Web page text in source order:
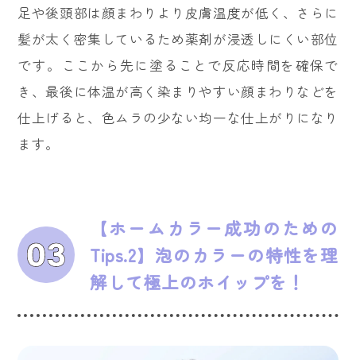
足や後頭部は顔まわりより皮膚温度が低く、さらに
髪が太く密集しているため薬剤が浸透しにくい部位
です。ここから先に塗ることで反応時間を確保で
き、最後に体温が高く染まりやすい顔まわりなどを
仕上げると、色ムラの少ない均一な仕上がりになり
ます。
【ホームカラー成功のための
Tips.2】泡のカラーの特性を理
解して極上のホイップを！